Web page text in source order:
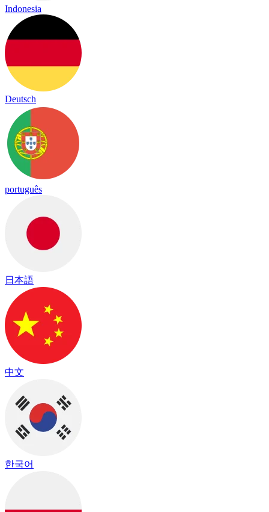
Indonesia
Deutsch
português
日本語
中文
한국어